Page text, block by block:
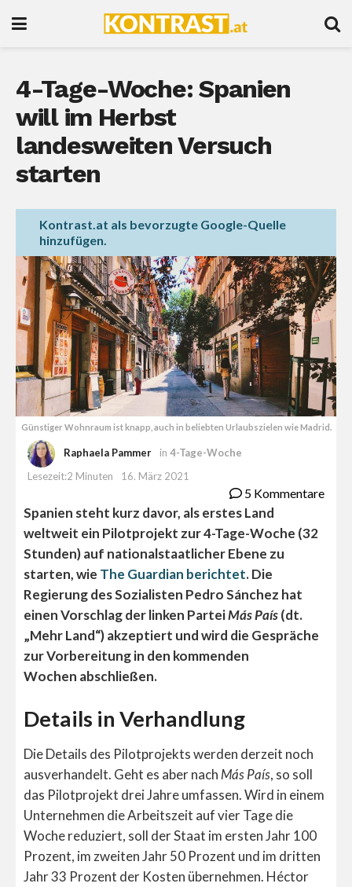
4-Tage-Woche: Spanien
will im Herbst
landesweiten Versuch
starten
Kontrast.at als bevorzugte Google-Quelle
hinzufügen.
Günstiger Wohnraum ist knapp, auch in beliebten Urlaubszielen wie Madrid.
Raphaela Pammer in 4-Tage-Woche
Lesezeit:2 Minuten
16. März 2021
5 Kommentare
Spanien steht kurz davor, als erstes Land
weltweit ein Pilotprojekt zur 4-Tage-Woche (32
Stunden) auf nationalstaatlicher Ebene zu
starten, wie The Guardian berichtet. Die
Regierung des Sozialisten Pedro Sánchez hat
einen Vorschlag der linken ParteiMás País(dt.
„Mehr Land“) akzeptiert und wird die Gespräche
zur Vorbereitung in den kommenden
Wochen abschließen.
Details in Verhandlung
Die Details des Pilotprojekts werden derzeit noch
ausverhandelt. Geht es aber nach Más País, so soll
das Pilotprojekt drei Jahre umfassen. Wird in einem
Unternehmen die Arbeitszeit auf vier Tage die
Woche reduziert, soll der Staat im ersten Jahr 100
Prozent, im zweiten Jahr 50 Prozent und im dritten
Jahr 33 Prozent der Kosten übernehmen. Héctor